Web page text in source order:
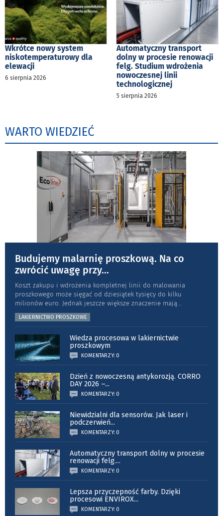
Wkrótce nowy system
niskotemperaturowy dla
elewacji
6 sierpnia 2026
Automatyczny transport
dolny w procesie renowacji
felg. Studium wdrożenia
nowoczesnej linii
technologicznej
5 sierpnia 2026
WARTO WIEDZIEĆ
Budujemy malarnię proszkową. Na co
zwrócić uwagę przy...
Koszt zakupu i wdrożenia kompletnej linii do malowania
proszkowego może sięgać od dziesiątek tysięcy do kilku
milionów euro. Jednak jeszcze większe znaczenie mają
LAKIERNICTWO PROSZKOWE
Wiedza procesowa w lakiernictwie
proszkowym
KOMENTARZY: 0
Dzień z nowoczesną antykorozją. CORRO
DAY 2026 –...
KOMENTARZY: 0
Niewidzialni dla sensorów. Jak laser i
podczerwień...
KOMENTARZY: 0
Automatyczny transport dolny w procesie
renowacji felg....
KOMENTARZY: 0
Lepsza przyczepność farby. Dzięki
procesowi ENVIROX...
KOMENTARZY: 0